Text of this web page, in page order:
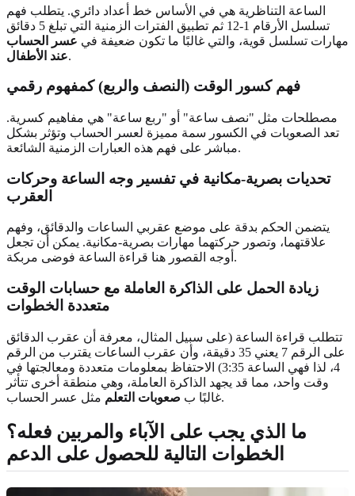
الساعة التناظرية هي في الأساس خط أعداد دائري. يتطلب فهم
تسلسل الأرقام 1-12 ثم تطبيق الفترات الزمنية التي تبلغ 5 دقائق
مهارات تسلسل قوية، والتي غالبًا ما تكون ضعيفة في عسر الحساب
عند الأطفال.
فهم كسور الوقت (النصف والربع) كمفهوم رقمي
مصطلحات مثل "نصف ساعة" أو "ربع ساعة" هي مفاهيم كسرية.
تعد الصعوبات في الكسور سمة مميزة لعسر الحساب وتؤثر بشكل
مباشر على فهم هذه العبارات الزمنية الشائعة.
تحديات بصرية-مكانية في تفسير وجه الساعة وحركات
العقرب
يتضمن الحكم بدقة على موضع عقربي الساعات والدقائق، وفهم
علاقتهما، وتصور حركتهما مهارات بصرية-مكانية. يمكن أن تجعل
أوجه القصور هنا قراءة الساعة فوضى مربكة.
زيادة الحمل على الذاكرة العاملة مع حسابات الوقت
متعددة الخطوات
تتطلب قراءة الساعة (على سبيل المثال، معرفة أن عقرب الدقائق
على الرقم 7 يعني 35 دقيقة، وأن عقرب الساعات يقترب من الرقم
4، لذا فهي الساعة 3:35) الاحتفاظ بمعلومات متعددة ومعالجتها في
وقت واحد، مما قد يجهد الذاكرة العاملة، وهي منطقة أخرى تتأثر
غالبًا ب صعوبات التعلم مثل عسر الحساب.
ما الذي يجب على الآباء والمربين فعله؟
الخطوات التالية للحصول على الدعم